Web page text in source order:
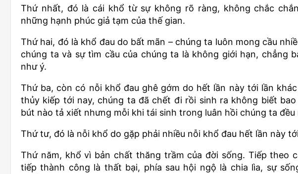
Thứ nhất, đó là cái khổ từ sự không rõ ràng, không chắc
những hạnh phúc giả tạm của thế gian.
Thứ hai, đó là khổ đau do bất mãn – chúng ta luôn mong cầu
chúng ta và sự tìm cầu của chúng ta là không giới hạn, chẳng
như ý.
Thứ ba, còn có nỗi khổ đau ghê gớm do hết lần này tới lần
thủy kiếp tới nay, chúng ta đã chết đi rồi sinh ra không biết
bút nào tả xiết nhưng mỗi khi tái sinh trong luân hồi chúng ta đều
Thứ tư, đó là nỗi khổ do gặp phải nhiều nỗi khổ đau hết lần này
Thứ năm, khổ vì bản chất thăng trầm của đời sống. Tiếp theo
tiếp thành công là thất bại, phía sau hội ngộ là chia lìa, sự